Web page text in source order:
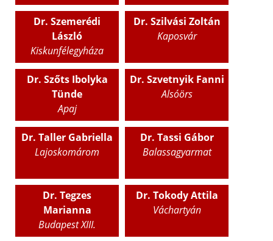
Dr. Szemerédi
László
Kiskunfélegyháza
Dr. Szilvási Zoltán
Kaposvár
Dr. Szőts Ibolyka
Tünde
Apaj
Dr. Szvetnyik Fanni
Alsóörs
Dr. Taller Gabriella
Lajoskomárom
Dr. Tassi Gábor
Balassagyarmat
Dr. Tegzes
Marianna
Budapest XIII.
Dr. Tokody Attila
Váchartyán